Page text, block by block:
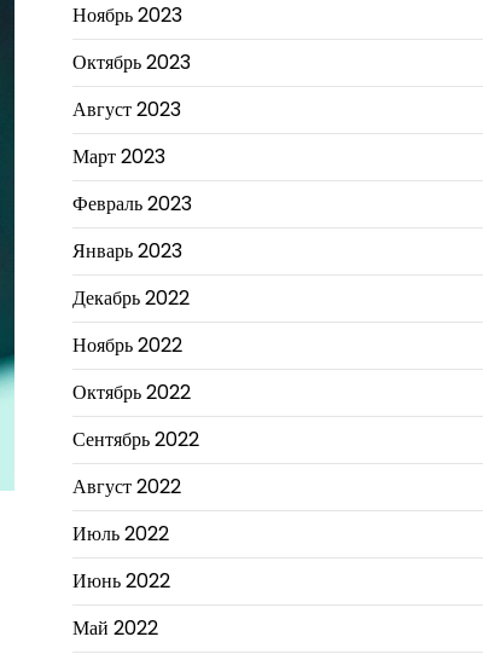
Ноябрь 2023
Октябрь 2023
Август 2023
Март 2023
Февраль 2023
Январь 2023
Декабрь 2022
Ноябрь 2022
Октябрь 2022
Сентябрь 2022
Август 2022
Июль 2022
Июнь 2022
Май 2022